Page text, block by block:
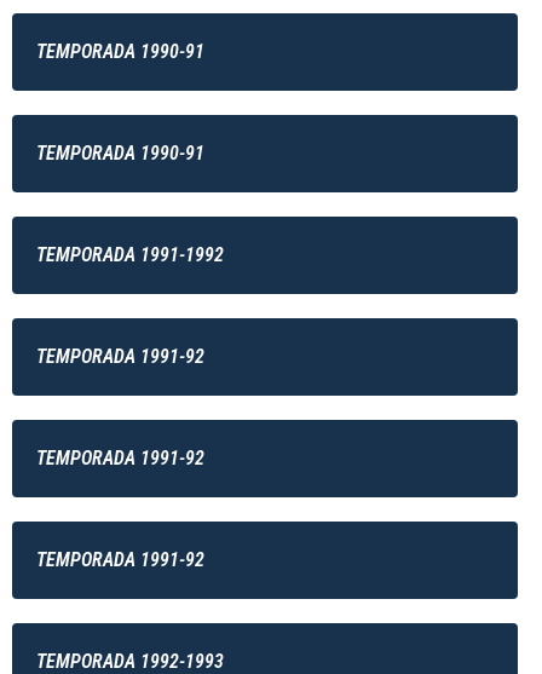
TEMPORADA 1990-91
TEMPORADA 1990-91
TEMPORADA 1991-1992
TEMPORADA 1991-92
TEMPORADA 1991-92
TEMPORADA 1991-92
TEMPORADA 1992-1993